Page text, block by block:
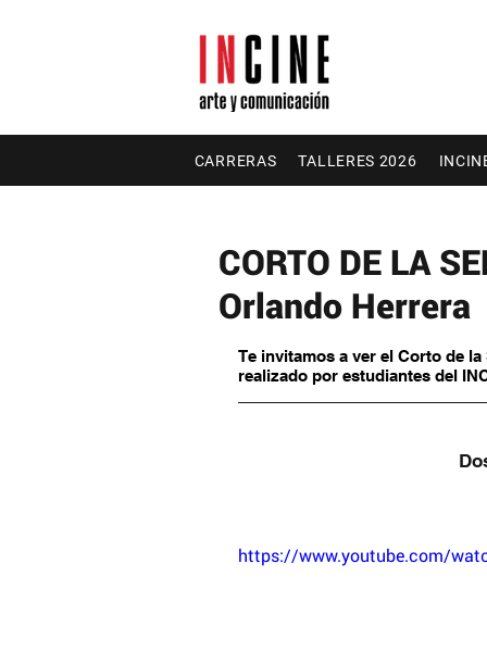
CARRERAS TALLERES 2026
CORTO DE LA
Orlando Herrera
Te invitamos a ver el Corto de la
realizado por estudiantes del
https://www.youtube.com/